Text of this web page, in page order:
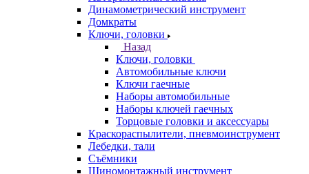
Динамометрический инструмент
Домкраты
Ключи, головки
Назад
Ключи, головки
Автомобильные ключи
Ключи гаечные
Наборы автомобильные
Наборы ключей гаечных
Торцовые головки и аксессуары
Краскораспылители, пневмоинструмент
Лебедки, тали
Съёмники
Шиномонтажный инструмент